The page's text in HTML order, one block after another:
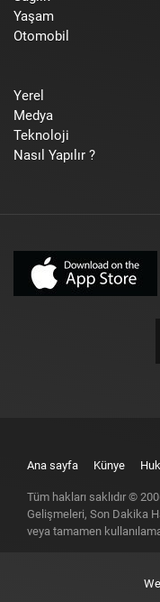
Yaşam
Otomobil
Yerel
Medya
Teknoloji
Nasıl Yapılır ?
Ana sayfa Künye
Tüm hakları saklıdır ©
Gelişmeleri, Son Dakika
veya tamamen